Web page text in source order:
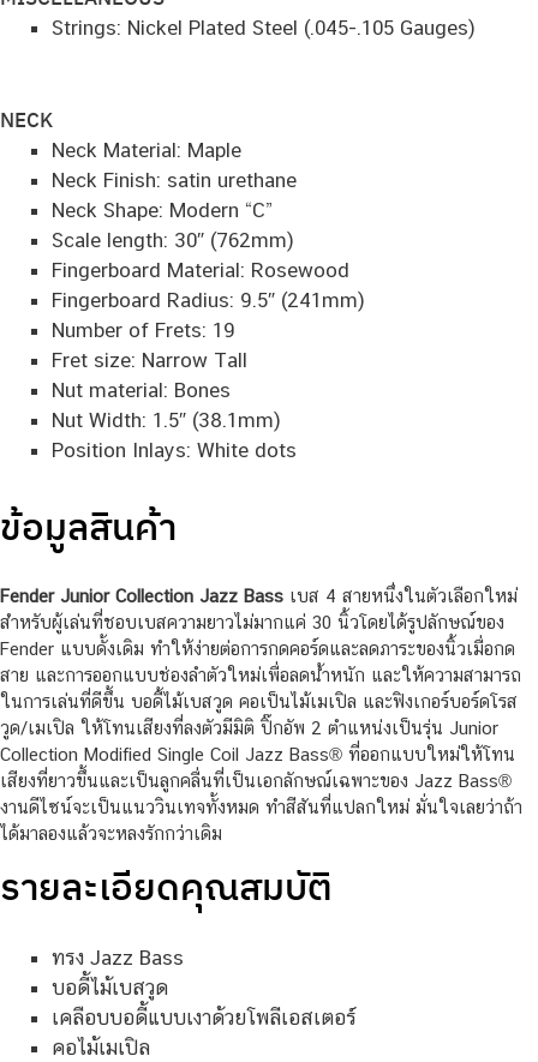
Strings: Nickel Plated Steel (.045-.105 Gauges)
NECK
Neck Material: Maple
Neck Finish: satin urethane
Neck Shape: Modern “C”
Scale length: 30″ (762mm)
Fingerboard Material: Rosewood
Fingerboard Radius: 9.5″ (241mm)
Number of Frets: 19
Fret size: Narrow Tall
Nut material: Bones
Nut Width: 1.5″ (38.1mm)
Position Inlays: White dots
ข้อมูลสินค้า
Fender Junior Collection Jazz Bass เบส 4 สายหนึ่งในตัวเลือกใหม่
สำหรับผู้เล่นที่ชอบเบสความยาวไม่มากแค่ 30 นิ้วโดยได้รูปลักษณ์ของ
Fender แบบดั้งเดิม ทำให้ง่ายต่อการกดคอร์ดและลดภาระของนิ้วเมื่อกด
สาย และการออกแบบช่องลำตัวใหม่เพื่อลดน้ำหนัก และให้ความสามารถ
ในการเล่นที่ดีขึ้น บอดี้ไม้เบสวูด คอเป็นไม้เมเปิล และฟิงเกอร์บอร์ดโรส
วูด/เมเปิล ให้โทนเสียงที่ลงตัวมีมิติ ปิ๊กอัพ 2 ตำแหน่งเป็นรุ่น Junior
Collection Modified Single Coil Jazz Bass® ที่ออกแบบใหม่ให้โทน
เสียงที่ยาวขึ้นและเป็นลูกคลื่นที่เป็นเอกลักษณ์เฉพาะของ Jazz Bass®
งานดีไซน์จะเป็นแนววินเทจทั้งหมด ทำสีสันที่แปลกใหม่ มั่นใจเลยว่าถ้า
ได้มาลองแล้วจะหลงรักกว่าเดิม
รายละเอียดคุณสมบัติ
ทรง Jazz Bass
บอดี้ไม้เบสวูด
เคลือบบอดี้แบบเงาด้วยโพลีเอสเตอร์
คอไม้เมเปิล